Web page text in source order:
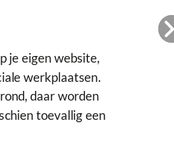
je eigen website,
werkplaatsen.
daar worden
toevallig een